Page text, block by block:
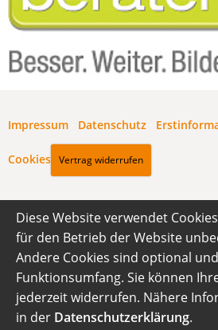
Impressum Datenschutz
Cookies Vertrag widerrufen
Diese Website verwendet
für den Betrieb der Website
Andere Cookies sind optional
Funktionsumfang. Sie können
jederzeit widerrufen. Nähere
in der Datenschutzerklärung.